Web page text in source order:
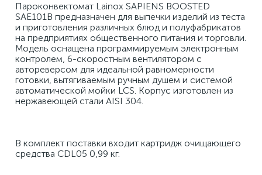
Пароконвектомат Lainox SAPIENS BOOSTED
SAE101B предназначен для выпечки изделий из теста
и приготовления различных блюд и полуфабрикатов
на предприятиях общественного питания и торговли.
Модель оснащена программируемым электронным
контролем, 6-скоростным вентилятором с
автореверсом для идеальной равномерности
готовки, вытягиваемым ручным душем и системой
автоматической мойки LCS. Корпус изготовлен из
нержавеющей стали AISI 304.
В комплект поставки входит картридж очищающего
средства CDL05 0,99 кг.